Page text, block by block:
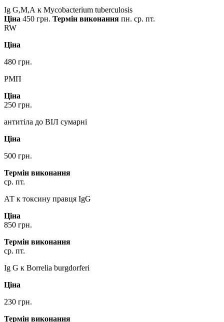
Ig G,М,А к Mycobacterium tuberculosis
Ціна 450 грн. Термін виконання пн. ср. пт.
RW
Ціна
480 грн.
РМП
Ціна
250 грн.
антитіла до ВІЛ сумарні
Ціна
500 грн.
Термін виконання
ср. пт.
АТ к токсину правця IgG
Ціна
850 грн.
Термін виконання
ср. пт.
Ig G к Borrelia burgdorferi
Ціна
230 грн.
Термін виконання